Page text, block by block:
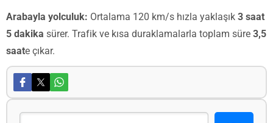
Arabayla yolculuk: Ortalama 120 km/s hızla yaklaşık 3 saat
5 dakika sürer. Trafik ve kısa duraklamalarla toplam süre 3,5
saate çıkar.